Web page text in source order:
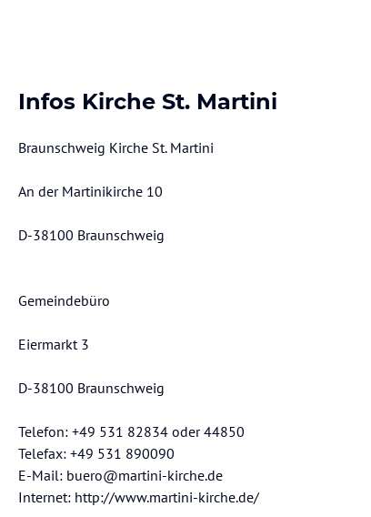
Infos Kirche St. Martini
Braunschweig Kirche St. Martini
An der Martinikirche 10
D-38100 Braunschweig
Gemeindebüro
Eiermarkt 3
D-38100 Braunschweig
Telefon: +49 531 82834 oder 44850
Telefax: +49 531 890090
E-Mail: buero@martini-kirche.de
Internet: http://www.martini-kirche.de/